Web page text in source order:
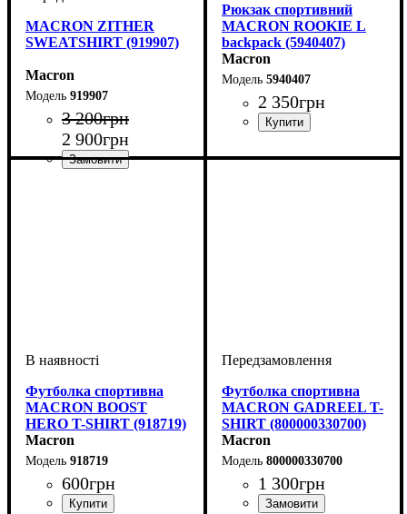
MACRON ZITHER
SWEATSHIRT (919907)
Macron
919907
3 200грн
2 900грн
Рюкзак спортивний
MACRON ROOKIE L
backpack (5940407)
Macron
5940407
2 350грн
Футболка спортивна
MACRON BOOST
HERO T-SHIRT (918719)
Macron
918719
600грн
Футболка спортивна
MACRON GADREEL T-
SHIRT (800000330700)
Macron
800000330700
1 300грн